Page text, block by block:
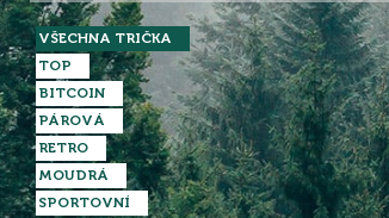
VŠECHNA TRIČKA
TOP
BITCOIN
PÁROVÁ
RETRO
MOUDRÁ
SPORTOVNÍ